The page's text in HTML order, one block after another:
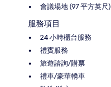
會議場地 (97 平方英尺)
服務項目
24 小時櫃台服務
禮賓服務
旅遊諮詢/購票
禮車/豪華轎車